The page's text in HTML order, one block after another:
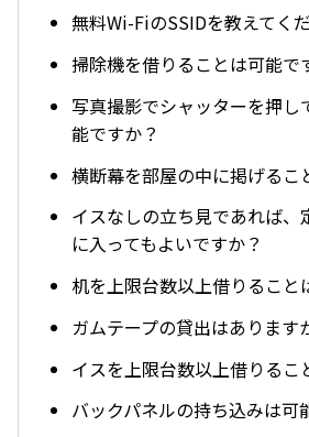
無料Wi-FiのSSIDを教えてくだ
掃除機を借りることは可能で
写真撮影でシャッターを押し
能ですか？
横断幕を部屋の中に掲げるこ
イスなしの立ち見であれば、
に入ってもよいですか？
机を上限台数以上借りること
ガムテープの貸出はあります
イスを上限台数以上借りるこ
バックパネルの持ち込みは可